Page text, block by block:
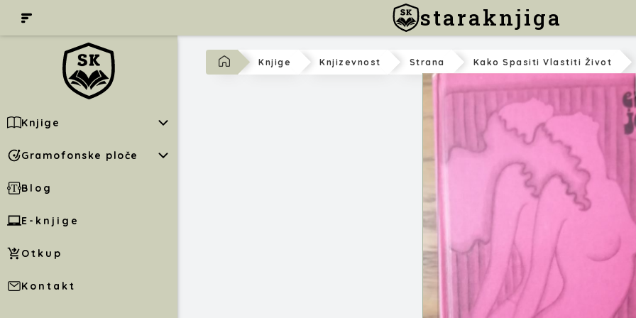
staraknjiga
Knjige
Gramofonske ploče
Blog
E-knjige
Otkup
Kontakt
Knjige Knjizevnost Strana Kako Spasiti Vlastiti Život
Erika Jong